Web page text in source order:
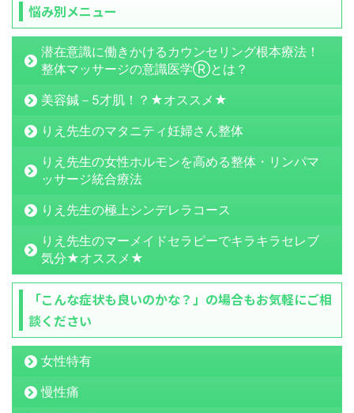
悩み別メニュー
潜在意識に働きかけるカウンセリング根本療法！
整体マッサージの意識医学Ⓡとは？
美容鍼－5才肌！？★オススメ★
りえ先生のマタニティ妊婦さん整体
りえ先生の女性ホルモンを高める整体・リンパマ
ッサージ統合療法
りえ先生の極上シンデレラコース
りえ先生のマーメイドセラピーでキラキラセレブ
気分★オススメ★
「こんな症状も良いのかな？」の場合もお気軽にご相
談ください
女性特有
慢性痛